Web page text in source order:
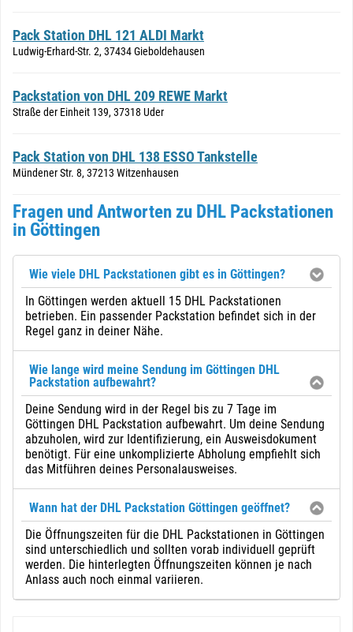
Pack Station DHL 121 ALDI Markt
Ludwig-Erhard-Str. 2, 37434 Gieboldehausen
Packstation von DHL 209 REWE Markt
Straße der Einheit 139, 37318 Uder
Pack Station von DHL 138 ESSO Tankstelle
Mündener Str. 8, 37213 Witzenhausen
Fragen und Antworten zu DHL Packstationen
in Göttingen
Wie viele DHL Packstationen gibt es in Göttingen?
In Göttingen werden aktuell 15 DHL Packstationen
betrieben. Ein passender Packstation befindet sich in der
Regel ganz in deiner Nähe.
Wie lange wird meine Sendung im Göttingen DHL
Packstation aufbewahrt?
Deine Sendung wird in der Regel bis zu 7 Tage im
Göttingen DHL Packstation aufbewahrt. Um deine Sendung
abzuholen, wird zur Identifizierung, ein Ausweisdokument
benötigt. Für eine unkomplizierte Abholung empfiehlt sich
das Mitführen deines Personalausweises.
Wann hat der DHL Packstation Göttingen geöffnet?
Die Öffnungszeiten für die DHL Packstationen in Göttingen
sind unterschiedlich und sollten vorab individuell geprüft
werden. Die hinterlegten Öffnungszeiten können je nach
Anlass auch noch einmal variieren.